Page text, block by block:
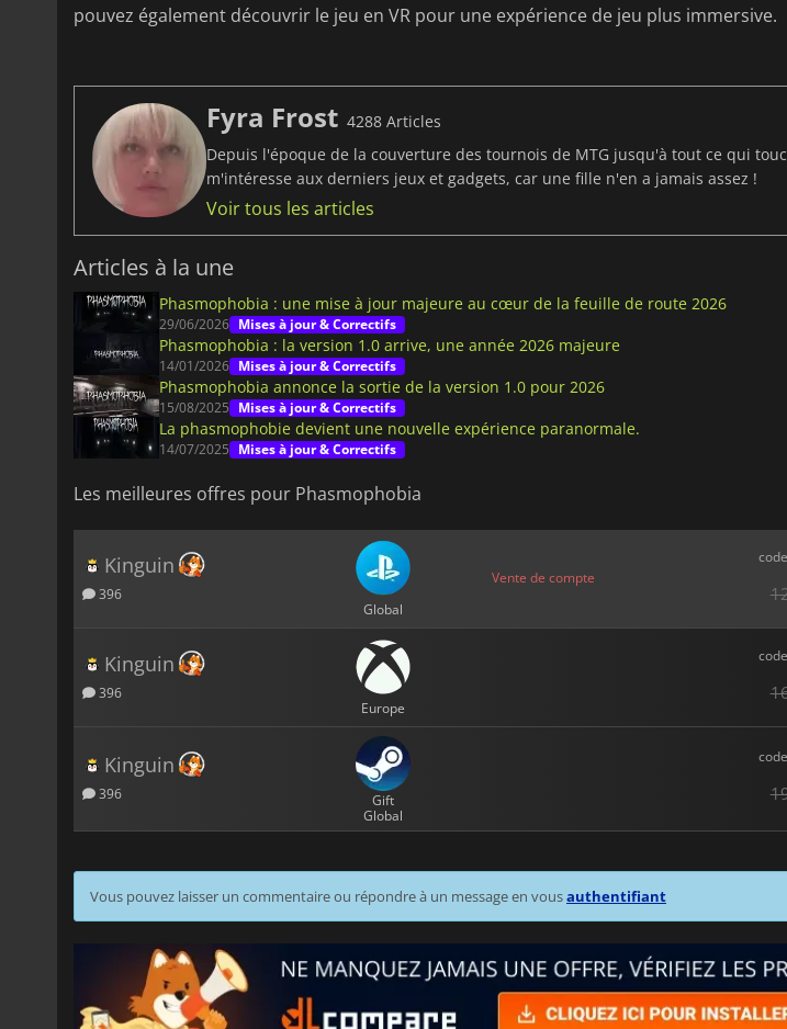
pouvez également découvrir le jeu en VR pour une expérience de jeu plus immersive.
Fyra Frost 4288 Articles
Depuis l'époque de la couverture des tournois de MTG jusqu'à tout ce qui
m'intéresse aux derniers jeux et gadgets, car une fille n'en a jamais assez !
Voir tous les articles
Articles à la une
Phasmophobia : une mise à jour majeure au cœur de la feuille de route 2026
29/06/2026 Mises à jour & Correctifs
Phasmophobia : la version 1.0 arrive, une année 2026 majeure
14/01/2026 Mises à jour & Correctifs
Phasmophobia annonce la sortie de la version 1.0 pour 2026
15/08/2025 Mises à jour & Correctifs
La phasmophobie devient une nouvelle expérience paranormale.
14/07/2025 Mises à jour & Correctifs
Les meilleures offres pour Phasmophobia
Kinguin
396
Global
Vente de compte
Kinguin
396
Europe
Kinguin
396
Gift
Global
Vous pouvez laisser un commentaire ou répondre à un message en vousauthentifiant